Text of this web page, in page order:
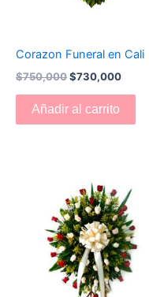
Corazon Funeral en Cali
$750,000$730,000
Añadir al carrito